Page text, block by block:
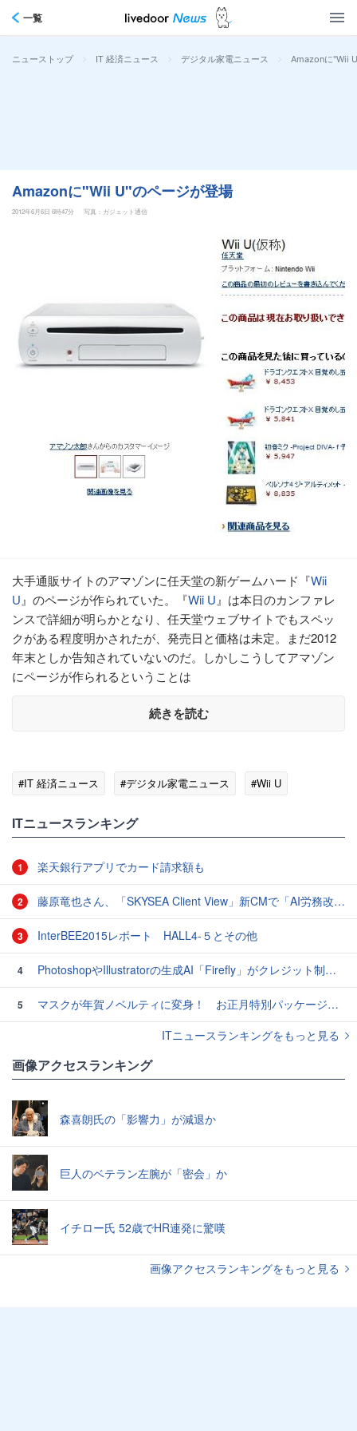
一覧
ニューストップ > IT 経済ニュース > デジタル家電ニュース > Amazonに"Wii
Amazonに"Wii U"のページが登場
2012年6月6日 6時47分 写真：ガジェット通信
大手通販サイトのアマゾンに任天堂の新ゲームハード『Wii
U 』のページが作られていた。『Wii U 』は本日のカンファレ
ンスで詳細が明らかとなり、任天堂ウェブサイトでもスペッ
クがある程度明かされたが、発売日と価格は未定。まだ2012
年末としか告知されていないのだ。しかしこうしてアマゾン
にページが作られるということは
続きを読む
#IT 経済ニュース #デジタル家電ニュース #Wii U
ITニュースランキング
1 楽天銀行アプリでカード請求額も
2 藤原竜也さん、「SKYSEA Client View」新CMで「AI労務改善」をアピール 働き方をAIが分析したら「すぐに休んで」と言われる？
3 InterBEE2015レポート HALL4-５とその他
4 PhotoshopやIllustratorの生成AI「Firefly」がクレジット制を導入し有料プランでも画像生成枚数が制限されるように
5
マスクが年賀ノベルティに変身！ お正月特別パッケージの注文受付開始
ITニュースランキングをもっと見る
画像アクセスランキング
森喜朗氏の「影響力」が減退か
巨人のベテラン左腕が「密会」か
イチロー氏 52歳でHR連発に驚嘆
画像アクセスランキングをもっと見る